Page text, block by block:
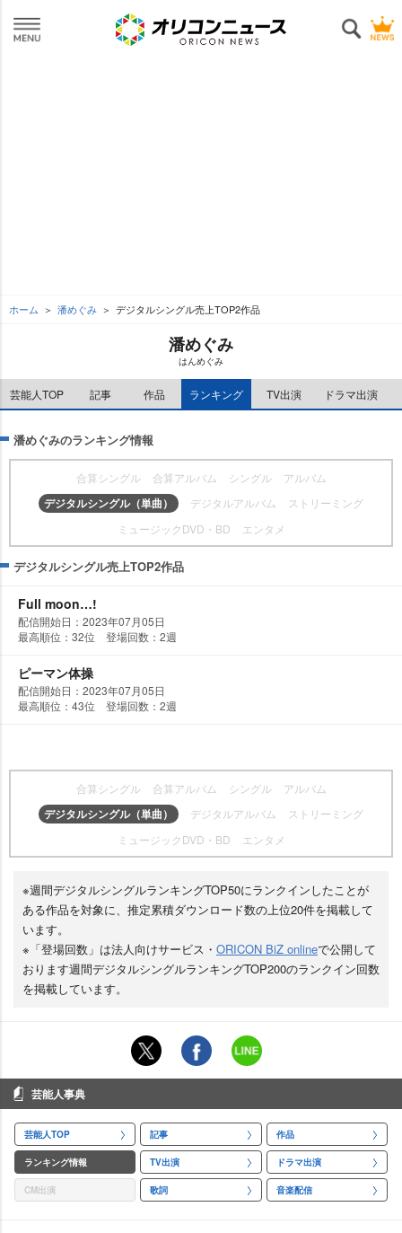
ホーム 潘めぐみ デジタルシングル売上TOP2作品
潘めぐみ
はんめぐみ
芸能人TOP 記事 作品 ランキング TV出演 ドラマ出演
潘めぐみのランキング情報
合算シングル 合算アルバム シングル アルバム
デジタルシングル（単曲） デジタルアルバム
ストリーミング
ミュージックDVD・BD
エンタメ
デジタルシングル売上TOP2作品
Full moon…!
配信開始日：2023年07月05日
最高順位：32位 登場回数：2週
ピーマン体操
配信開始日：2023年07月05日
最高順位：43位 登場回数：2週
合算シングル 合算アルバム シングル アルバム
デジタルシングル（単曲） デジタルアルバム
ストリーミング
ミュージックDVD・BD
エンタメ
※週間デジタルシングルランキングTOP50にランクインしたことが
ある作品を対象に、推定累積ダウンロード数の上位20件を掲載して
います。
※「登場回数」は法人向けサービス・ ORICON BiZ onlineで公開して
おります週間デジタルシングルランキングTOP200のランクイン回数
を掲載しています。
芸能人事典
芸能人TOP 記事 作品
ランキング情報 TV出演 ドラマ出演
CM出演 歌詞 音楽配信